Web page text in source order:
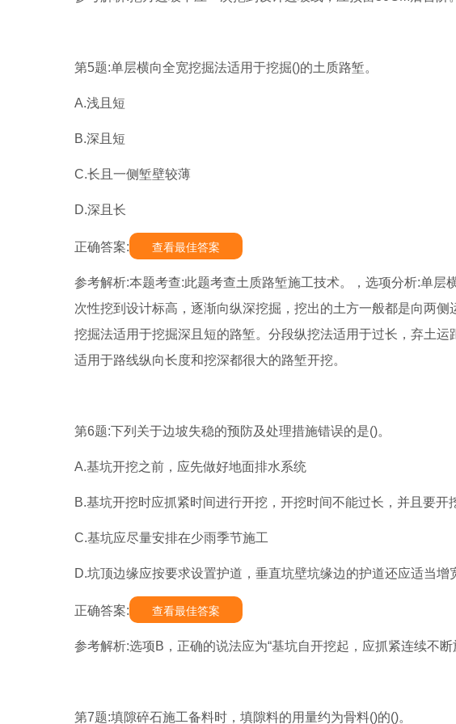
第5题:单层横向全宽挖掘法适用于挖掘()的土质路堑。
A.浅且短
B.深且短
C.长且一侧堑壁较薄
D.深且长
正确答案: 查看最佳答案
参考解析:本题考查:此题考查土质路堑施工技术。，选项分析:单
次性挖到设计标高，逐渐向纵深挖掘，挖出的土方一般都是向两
挖掘法适用于挖掘深且短的路堑。分段纵挖法适用于过长，弃土
适用于路线纵向长度和挖深都很大的路堑开挖。
第6题:下列关于边坡失稳的预防及处理措施错误的是()。
A.基坑开挖之前，应先做好地面排水系统
B.基坑开挖时应抓紧时间进行开挖，开挖时间不能过长，并且要开
C.基坑应尽量安排在少雨季节施工
D.坑顶边缘应按要求设置护道，垂直坑壁坑缘边的护道还应适当增
正确答案: 查看最佳答案
参考解析:选项B，正确的说法应为“基坑自开挖起，应抓紧连续不
第7题:填隙碎石施工备料时，填隙料的用量约为骨料()的()。